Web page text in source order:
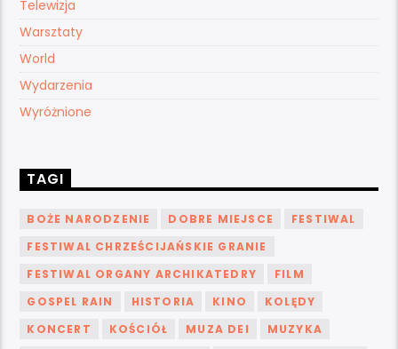
Telewizja
Warsztaty
World
Wydarzenia
Wyróżnione
TAGI
BOŻE NARODZENIE DOBRE MIEJSCE
FESTIWAL
FESTIWAL CHRZEŚCIJAŃSKIE GRANIE
FESTIWAL ORGANY ARCHIKATEDRY
FILM
GOSPEL RAIN
HISTORIA KINO
KOLĘDY
KONCERT
KOŚCIÓŁ MUZA DEI
MUZYKA